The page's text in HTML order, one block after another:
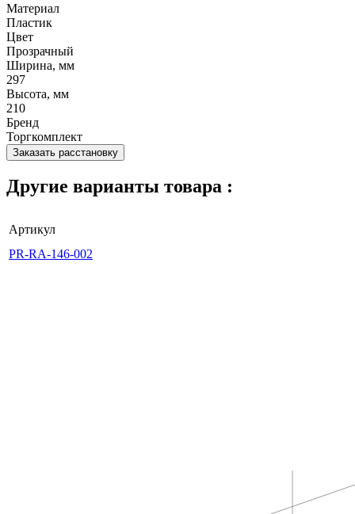
Материал
Пластик
Цвет
Прозрачный
Ширина, мм
297
Высота, мм
210
Бренд
Торгкомплект
Заказать расстановку
Другие варианты товара :
Артикул
PR-RA-146-002